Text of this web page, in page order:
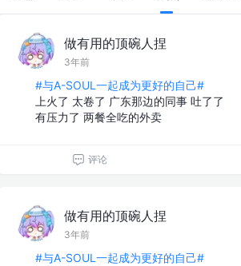
做有用的顶碗人捏
3年前
#与A-SOUL一起成为更好的自己#
上火了 太卷了 广东那边的同事 吐了了
有压力了 两餐全吃的外卖
评论
做有用的顶碗人捏
3年前
#与A-SOUL一起成为更好的自己#